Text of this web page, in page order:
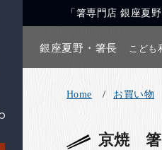
「箸専門店 銀座夏
銀座夏野・箸長 こども
Home お買い物
京焼